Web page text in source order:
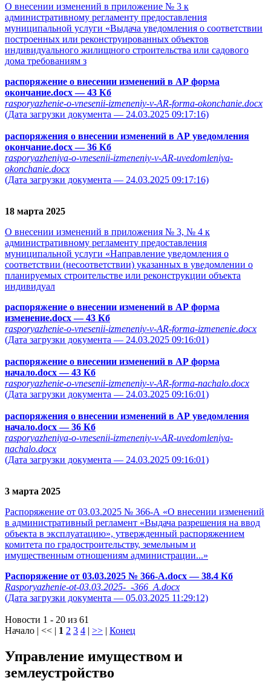
О внесении изменений в приложение № 3 к
административному регламенту предоставления
муниципальной услуги «Выдача уведомления о соответствии
построенных или реконструированных объектов
индивидуального жилищного строительства или садового
дома требованиям з
распоряжение о внесении изменений в АР форма
окончание.docx— 43 Кб
rasporyazhenie-o-vnesenii-izmeneniy-v-AR-forma-okonchanie.docx
(Дата загрузки документа — 24.03.2025 09:17:16)
распоряжения о внесении изменений в АР уведомления
окончание.docx— 36 Кб
rasporyazheniya-o-vnesenii-izmeneniy-v-AR-uvedomleniya-
okonchanie.docx
(Дата загрузки документа — 24.03.2025 09:17:16)
18 марта 2025
О внесении изменений в приложения № 3, № 4 к
административному регламенту предоставления
муниципальной услуги «Направление уведомления о
соответствии (несоответствии) указанных в уведомлении о
планируемых строительстве или реконструкции объекта
индивидуал
распоряжение о внесении изменений в АР форма
изменение.docx— 43 Кб
rasporyazhenie-o-vnesenii-izmeneniy-v-AR-forma-izmenenie.docx
(Дата загрузки документа — 24.03.2025 09:16:01)
распоряжение о внесении изменений в АР форма
начало.docx— 43 Кб
rasporyazhenie-o-vnesenii-izmeneniy-v-AR-forma-nachalo.docx
(Дата загрузки документа — 24.03.2025 09:16:01)
распоряжения о внесении изменений в АР уведомления
начало.docx— 36 Кб
rasporyazheniya-o-vnesenii-izmeneniy-v-AR-uvedomleniya-
nachalo.docx
(Дата загрузки документа — 24.03.2025 09:16:01)
3 марта 2025
Распоряжение от 03.03.2025 № 366-А «О внесении изменений
в административный регламент «Выдача разрешения на ввод
объекта в эксплуатацию», утвержденный распоряжением
комитета по градостроительству, земельным и
имущественным отношениям администрации...»
Распоряжение от 03.03.2025 № 366-А.docx— 38.4 Кб
Rasporyazhenie-ot-03.03.2025-_-366_A.docx
(Дата загрузки документа — 05.03.2025 11:29:12)
Новости 1 - 20 из 61
Начало | << | 1 2 3 4 | >> | Конец
Управление имуществом и
землеустройство